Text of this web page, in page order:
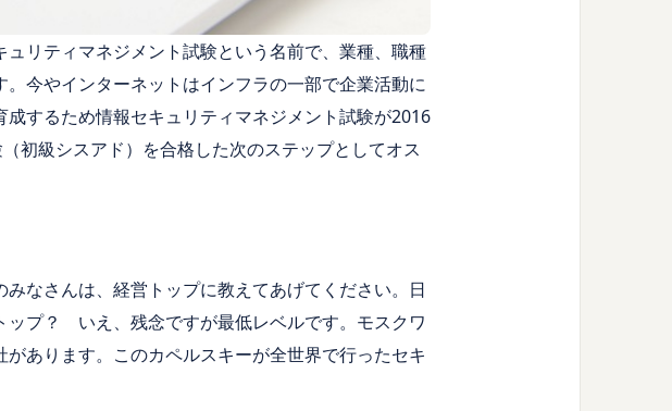
リティマネジメント試験という名前で、業種、職種
今やインターネットはインフラの一部で企業活動に
するため情報セキュリティマネジメント試験が2016
初級シスアド）を合格した次のステップとしてオス
なさんは、経営トップに教えてあげてください。日
ップ？ いえ、残念ですが最低レベルです。モスクワ
あります。このカペルスキーが全世界で行ったセキ